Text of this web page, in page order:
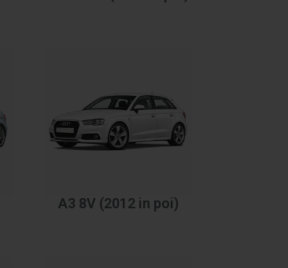
A3 8V (2012 in poi)